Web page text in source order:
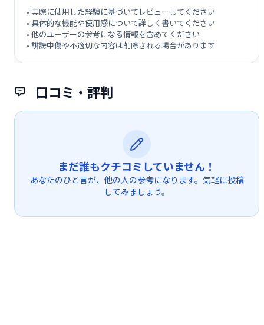
口コミ・評判
まだ誰もクチコミしていません！
あなたのひと言が、他の人の参考になります。気軽に投稿
してみましょう。
• 実際に使用した経験に基づいてレビューしてください
• 具体的な機能や使用感について詳しく書いてください
• 他のユーザーの参考になる情報を含めてください
• 誹謗中傷や不適切な内容は削除される場合があります